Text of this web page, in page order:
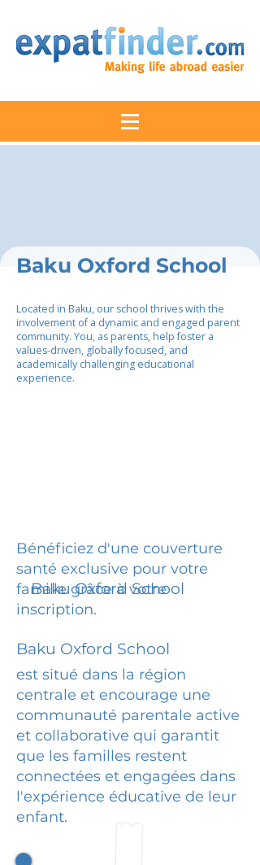
Baku Oxford School
Located in Baku, our school thrives with the
involvement of a dynamic and engaged parent
community. You, as parents, help foster a
values-driven, globally focused, and
academically challenging educational
experience.
Bénéficiez d'une couverture
santé exclusive pour votre
famille grâce à votre
inscription.
Baku Oxford School
Baku Oxford School
est situé dans la région
centrale et encourage une
communauté parentale active
et collaborative qui garantit
que les familles restent
connectées et engagées dans
l'expérience éducative de leur
enfant.